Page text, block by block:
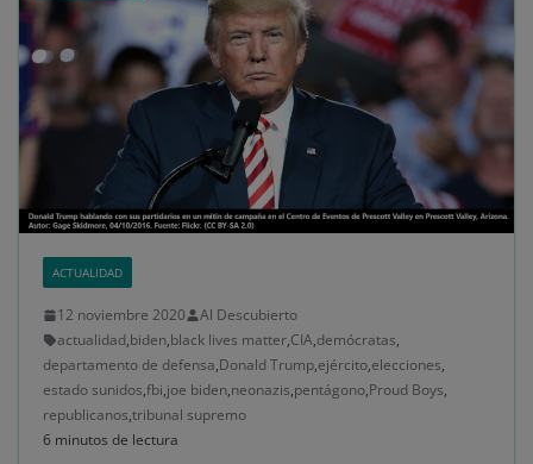
ACTUALIDAD
12 noviembre 2020
Al Descubierto
actualidad,biden,black lives matter,CIA,demócratas,
departamento de defensa,Donald Trump,ejército,elecciones,
estado sunidos,fbi,joe biden,neonazis,pentágono,Proud Boys,
republicanos,tribunal supremo
6 minutos de lectura